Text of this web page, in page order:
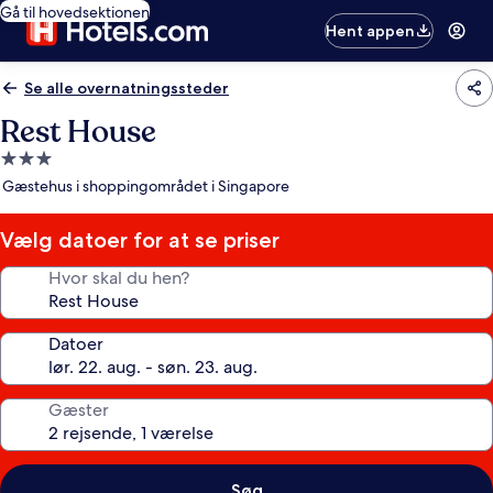
Gå til hovedsektionen
Hent appen
Se alle overnatningssteder
Rest House
3.0-
stjernet
Gæstehus i shoppingområdet i Singapore
Vælg datoer for at se priser
Hvor skal du hen?
Datoer
Gæster